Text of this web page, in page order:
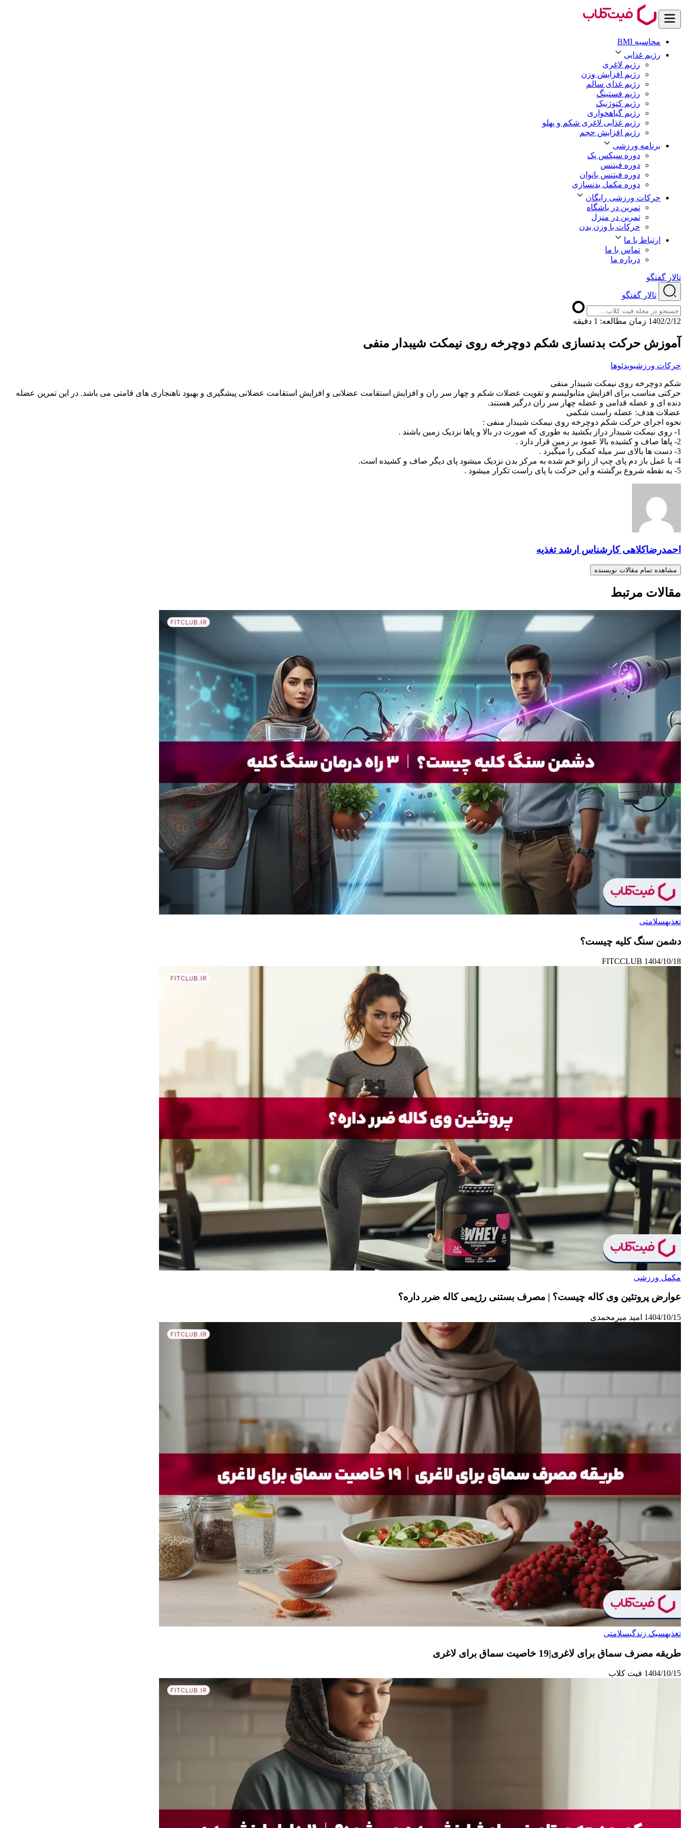
محاسبه BMI
رژیم غذایی
رژیم لاغری
رژیم افزایش وزن
رژیم غذای سالم
رژیم فستینگ
رژیم کتوژنیک
رژیم گیاهخواری
رژیم غذایی لاغری شکم و پهلو
رژیم افزایش حجم
برنامه ورزشی
دوره سیکس پک
دوره فیتنس
دوره فیتنس بانوان
دوره مکمل بدنسازی
حرکات ورزشی رایگان
تمرین در باشگاه
تمرین در منزل
حرکات با وزن بدن
ارتباط با ما
تماس با ما
درباره ما
تالار گفتگو
تالار گفتگو
1402/2/12 ﺯﻣﺎﻥ ﻣﻄﺎﻟﻌﻪ: 1 دقیقه
آموزش حرکت بدنسازی شکم دوچرخه روی نیمکت شیبدار منفی
حرکات ورزشیویدئوها
شکم دوچرخه روی نیمکت شیبدار منفی
حرکتی مناسب برای افزایش متابولیسم و تقویت عضلات شکم و چهار سر ران و افزایش استقامت عضلانی و افزایش استقامت عضلانی پیشگیری و بهبود ناهنجاری های قامتی می باشد. در این تمرین عضله
دنده ای و عضله قدامی و عضله چهار سر ران درگیر هستند.
عضلات هدف: عضله راست شکمی
نحوه اجرای حرکت شکم دوچرخه روی نیمکت شیبدار منفی :
1- روی نیمکت شیبدار دراز بکشید به طوری که صورت در بالا و پاها نزدیک زمین باشند .
2- پاها صاف و کشیده بالا عمود بر زمین قرار دارد .
3- دست ها بالای سر میله کمکی را میگیرد .
4- با عمل باز دم پای چپ از زانو خم شده به مرکز بدن نزدیک میشود پای دیگر صاف و کشیده است.
5- به نقطه شروع برگشته و این حرکت با پای راست تکرار میشود .
احمدرضاکلاهی کارشناس ارشد تغذیه
مشاهده تمام مقالات نویسنده
مقالات مرتبط
تغذیهسلامتی
دشمن سنگ کلیه چیست؟
1404/10/18
FITCCLUB
مکمل ورزشی
عوارض پروتئین وی کاله چیست؟ | مصرف بستنی رژیمی کاله ضرر داره؟
1404/10/15 امید میرمحمدی
تغذیهسبک زندگیسلامتی
طریقه مصرف سماق برای لاغری|19 خاصیت سماق برای لاغری
1404/10/15 فیت کلاب